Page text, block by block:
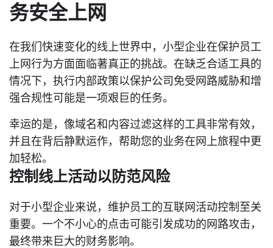
务安全上网
在我们快速变化的线上世界中，小型企业在保护员工
上网行为方面面临著真正的挑战。在缺乏合适工具的
情况下，执行内部政策以保护公司免受网路威胁和增
强合规性可能是一项艰巨的任务。
幸运的是，像域名和内容过滤这样的工具非常有效，
并且在背后静默运作，帮助您的业务在网上旅程中更
加轻松。
控制线上活动以防范风险
对于小型企业来说，维护员工的互联网活动控制至关
重要。一个不小心的点击可能引发成功的网路攻击，
最终带来巨大的财务影响。